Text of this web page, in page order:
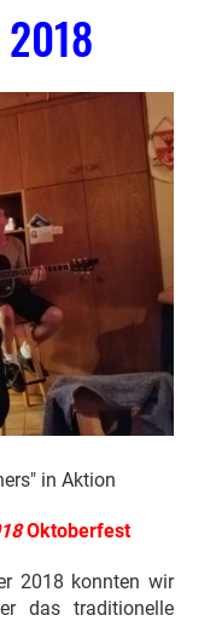
in Aktion
Oktoberfest
2018 konnten wir
das traditionelle